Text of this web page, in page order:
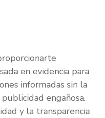
en evidencia para
informadas sin la
engañosa.
y la transparencia